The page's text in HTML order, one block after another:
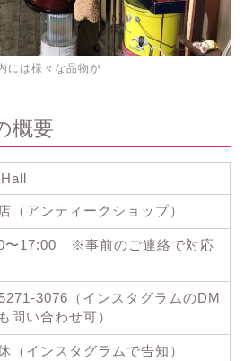
には様々な品物が
概要
（アンティークショップ）
〜17:00 ※事前のご連絡で対応
3076（インスタグラムのDM
問い合わせ可）
（インスタグラムで告知）